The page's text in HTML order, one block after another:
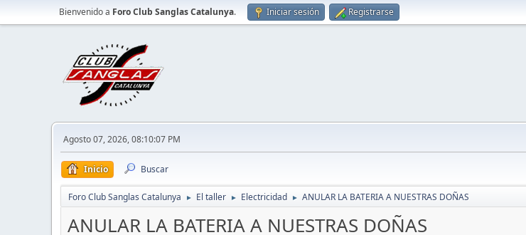
Bienvenido a Foro Club Sanglas Catalunya. Iniciar sesión Registrarse
Agosto 07, 2026, 08:10:07 PM
Inicio Buscar
Foro Club Sanglas Catalunya ► El taller ► Electricidad ► ANULAR LA BATERIA A NUESTRAS DOÑAS
ANULAR LA BATERIA A NUESTRAS DOÑAS